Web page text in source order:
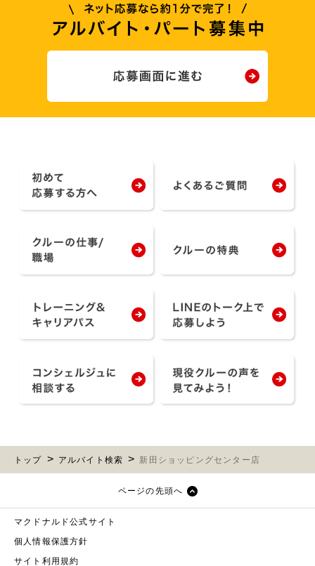
トップ アルバイト検索 新田ショッピングセンター店
ページの先頭へ
マクドナルド公式サイト
個人情報保護方針
サイト利用規約